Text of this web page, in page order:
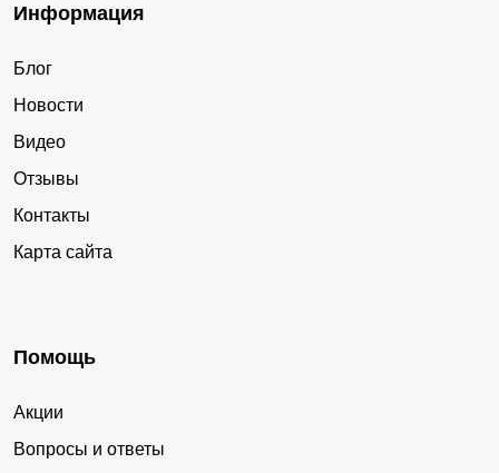
Информация
Блог
Новости
Видео
Отзывы
Контакты
Карта сайта
Помощь
Акции
Вопросы и ответы